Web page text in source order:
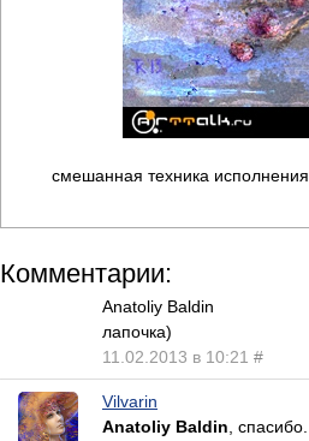
смешанная техника исполнения
Комментарии:
Anatoliy Baldin
лапочка)
11.02.2013 в 10:21 #
Vilvarin
Anatoliy Baldin , спасибо.